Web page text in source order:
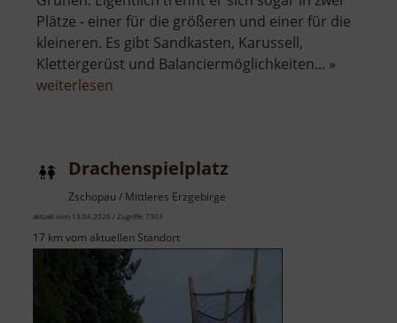
Plätze - einer für die größeren und einer für die
kleineren. Es gibt Sandkasten, Karussell,
Klettergerüst und Balanciermöglichkeiten... »
weiterlesen
Lessingstraße
Drachenspielplatz
Zschopau / Mittleres Erzgebirge
aktuell vom 13.04.2026 / Zugriffe: 7303
17 km vom aktuellen Standort